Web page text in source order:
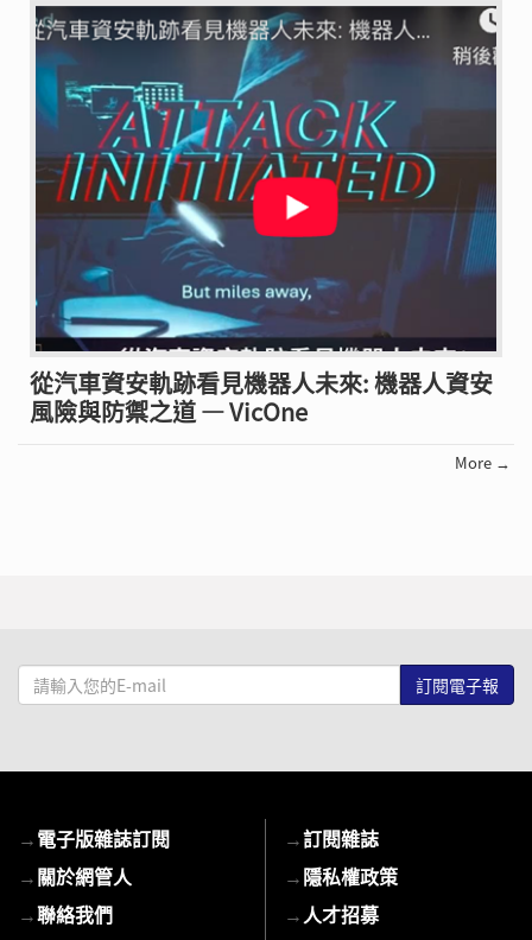
從汽車資安軌跡看見機器人未來: 機器人資安
風險與防禦之道 — VicOne
More →
請
輸
mail
→電子版雜誌訂閱
→關於網管人
→聯絡我們
→訂閱雜誌
→隱私權政策
→人才招募